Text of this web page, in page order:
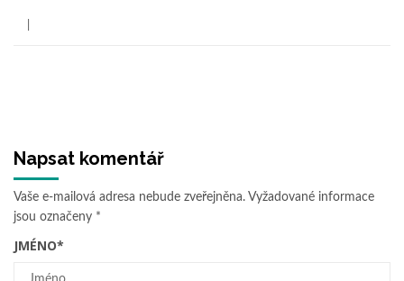
Napsat komentář
Vaše e-mailová adresa nebude zveřejněna. Vyžadované informace
jsou označeny *
JMÉNO*